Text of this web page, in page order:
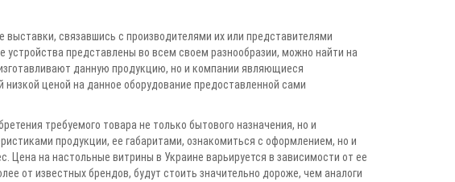
связавшись с производителями их или представителями
представлены во всем своем разнообразии, можно найти на
данную продукцию, но и компании являющиеся
ценой на данное оборудование предоставленной сами
требуемого товара не только бытового назначения, но и
продукции, ее габаритами, ознакомиться с оформлением, но и
Цена на настольные витрины в Украине варьируется в зависимости от ее
от известных брендов, будут стоить значительно дороже, чем аналоги